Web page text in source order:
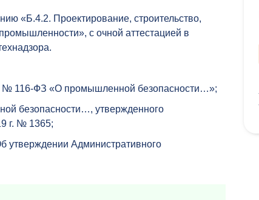
«Б.4.2. Проектирование, строительство,
с очной аттестацией в
№ 116-ФЗ «О промышленной безопасности…»;
безопасности…, утвержденного
г. № 1365;
утверждении Административного